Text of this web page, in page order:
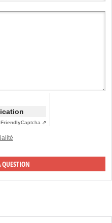
FriendlyCaptcha ⇗